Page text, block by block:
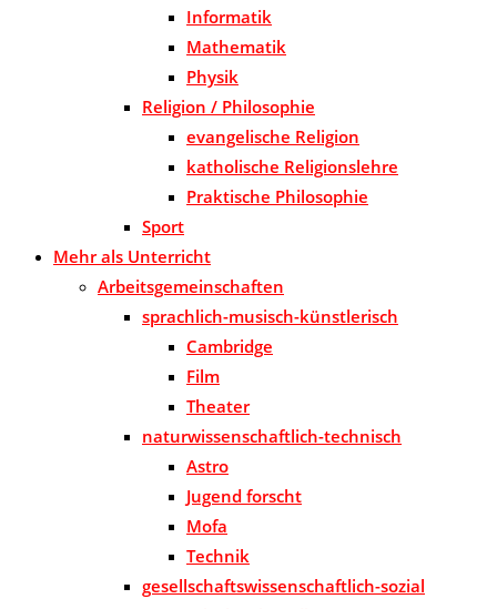
Informatik
Mathematik
Physik
Religion / Philosophie
evangelische Religion
katholische Religionslehre
Praktische Philosophie
Sport
Mehr als Unterricht
Arbeitsgemeinschaften
sprachlich-musisch-künstlerisch
Cambridge
Film
Theater
naturwissenschaftlich-technisch
Astro
Jugend forscht
Mofa
Technik
gesellschaftswissenschaftlich-sozial